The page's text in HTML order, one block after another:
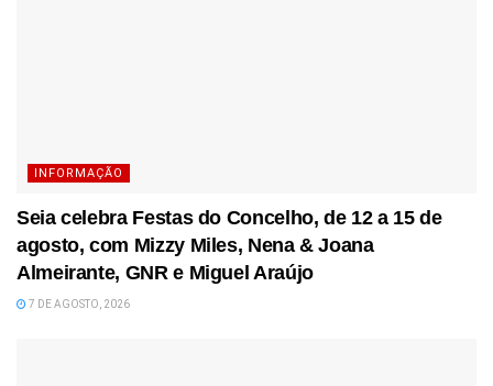
INFORMAÇÃO
Seia celebra Festas do Concelho, de 12 a 15 de
agosto, com Mizzy Miles, Nena & Joana
Almeirante, GNR e Miguel Araújo
7 DE AGOSTO, 2026